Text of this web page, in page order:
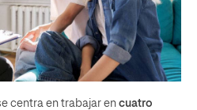
centra en trabajar en cuatro